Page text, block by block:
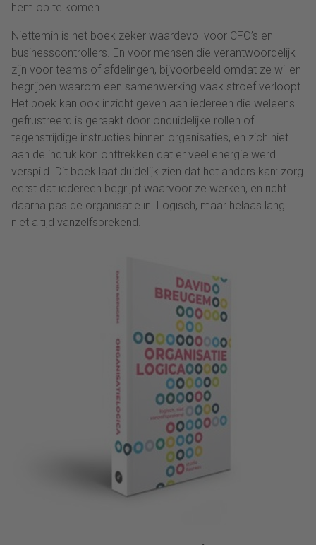
hem op te komen.
Niettemin is het boek zeker waardevol voor CFO’s en
businesscontrollers. En voor mensen die verantwoordelijk
zijn voor teams of afdelingen, bijvoorbeeld omdat ze willen
begrijpen waarom een samenwerking vaak stroef verloopt.
Het boek kan ook inzicht geven aan iedereen die weleens
gefrustreerd is geraakt door onduidelijke rollen of
tegenstrijdige instructies binnen organisaties, en zich niet
aan de indruk kon onttrekken dat er veel energie werd
verspild. Dit boek laat duidelijk zien dat het anders kan: zorg
eerst dat iedereen begrijpt waarvoor ze werken, en richt
daarna pas de organisatie in. Logisch, maar helaas lang
niet altijd vanzelfsprekend.